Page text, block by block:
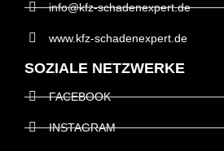
info@kfz-schadenexpert.de
www.kfz-schadenexpert.de
SOZIALE NETZWERKE
FACEBOOK
INSTAGRAM